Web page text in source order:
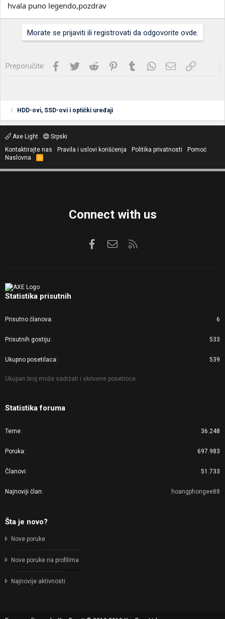
hvala puno legendo,pozdrav
Morate se prijaviti ili registrovati da odgovorite ovde.
Preporučite: Facebook
Twitter Reddit PinterestTumblrWhatsApp
Imejl Link
HDD-ovi, SSD-ovi i optički uređaji
Axe Light
Srpski
Kontaktirajte nas
Pravila i uslovi korišćenja Politika privatnosti
Pomoć
Naslovna
R
S
Connect with us
FacebookKontaktirajte nas
Statistika prisutnih
Prisutno članova 6
Prisutnih gostiju 533
Ukupno posetilaca 539
Ukupan broj može sadržati i skrivene posetioce.
Statistika foruma
Teme 36.248
Poruka 697.983
Članovi 51.733
Najnoviji član hoangphongee88
Šta je novo?
Nove poruke
Nove poruke na profilima
Najnovije aktivnosti